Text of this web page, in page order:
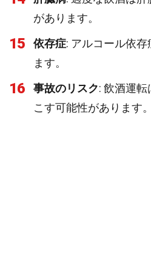
があります。
15 依存症: アルコール依
ます。
16 事故のリスク: 飲酒運
こす可能性があります。